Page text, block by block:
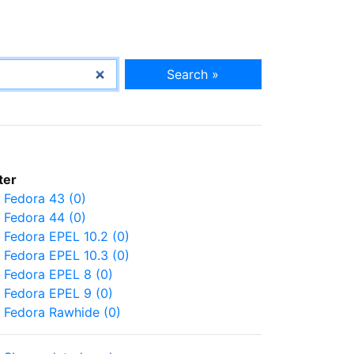
Search »
Fedora 43 (0)
Fedora 44 (0)
Fedora EPEL 10.2 (0)
Fedora EPEL 10.3 (0)
Fedora EPEL 8 (0)
Fedora EPEL 9 (0)
Fedora Rawhide (0)